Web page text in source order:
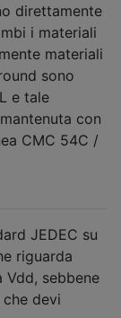
direttamente
i materiali
materiali
sono
e tale
con
CMC 54C /
JEDEC su
riguarda
Vdd, sebbene
devi